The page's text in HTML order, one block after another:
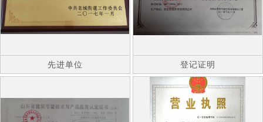
先进单位 登记证明